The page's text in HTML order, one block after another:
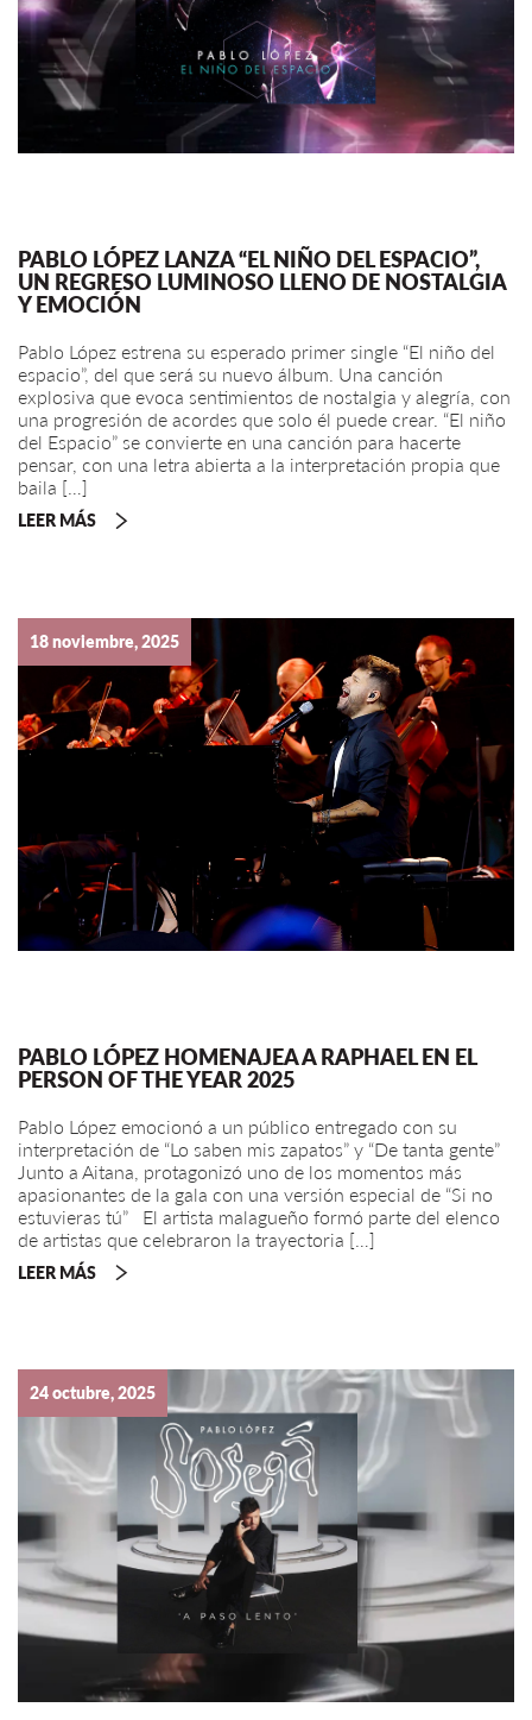
PABLO LÓPEZ LANZA “EL NIÑO DEL ESPACIO”,
UN REGRESO LUMINOSO LLENO DE NOSTALGIA
Y EMOCIÓN
Pablo López estrena su esperado primer single “El niño del
espacio”, del que será su nuevo álbum. Una canción
explosiva que evoca sentimientos de nostalgia y alegría, con
una progresión de acordes que solo él puede crear. “El niño
del Espacio” se convierte en una canción para hacerte
pensar, con una letra abierta a la interpretación propia que
baila […]
LEER MÁS
18 noviembre, 2025
PABLO LÓPEZ HOMENAJEA A RAPHAEL EN EL
PERSON OF THE YEAR 2025
Pablo López emocionó a un público entregado con su
interpretación de “Lo saben mis zapatos” y “De tanta gente”
Junto a Aitana, protagonizó uno de los momentos más
apasionantes de la gala con una versión especial de “Si no
estuvieras tú” El artista malagueño formó parte del elenco
de artistas que celebraron la trayectoria […]
LEER MÁS
24 octubre, 2025